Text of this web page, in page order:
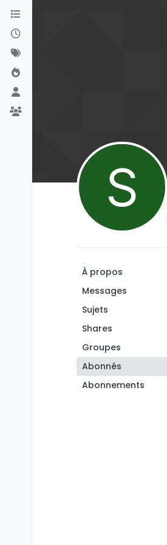
Aller directement au contenu
S
À propos
Messages
Sujets
Shares
Groupes
Abonnés
Abonnements